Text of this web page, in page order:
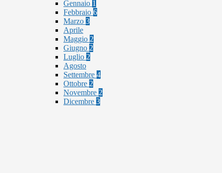
Gennaio 1
Febbraio 6
Marzo 3
Aprile
Maggio 2
Giugno 2
Luglio 2
Agosto
Settembre 4
Ottobre 2
Novembre 2
Dicembre 3